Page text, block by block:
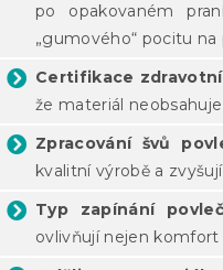
po opakovaném
„gumového“ pocitu na
Certifikace
že materiál
Zpracování švů
kvalitní výrobě a
Typ zapínání
ovlivňují nejen komfort